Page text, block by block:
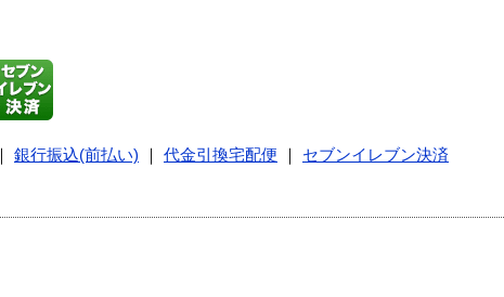
銀行振込(前払い) 代金引換宅配便
セブンイレブン決済